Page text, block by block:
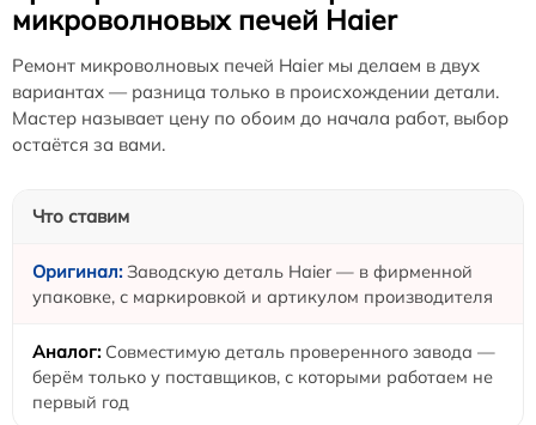
микроволновых печей Haier
Ремонт микроволновых печей Haier мы делаем в двух
вариантах — разница только в происхождении детали.
Мастер называет цену по обоим до начала работ, выбор
остаётся за вами.
Что ставим
Заводскую деталь Haier — в фирменной
упаковке, с маркировкой и артикулом производителя
Совместимую деталь проверенного завода —
берём только у поставщиков, с которыми работаем не
первый год